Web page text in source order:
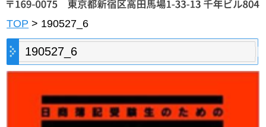
TOP > 190527_6
190527_6